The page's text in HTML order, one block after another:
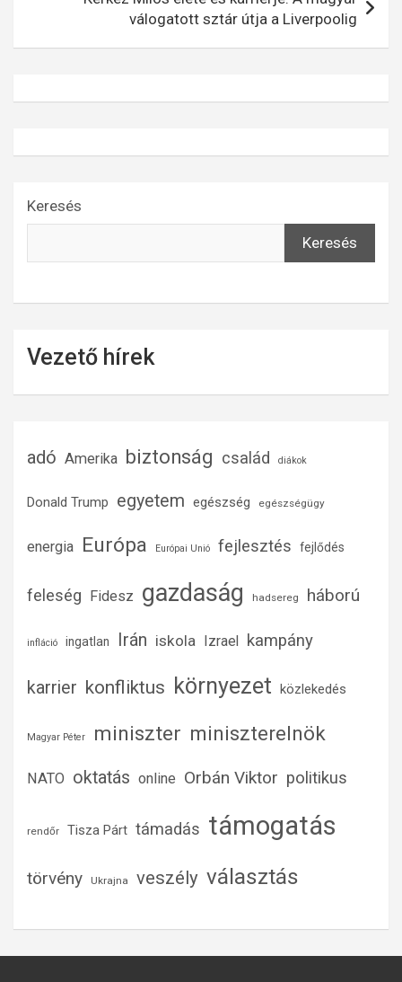
válogatott sztár útja a Liverpoolig
Keresés
Keresés
Vezető hírek
adó Amerika biztonság család diákok
Donald Trump egyetem egészség egészségügy
energia Európa Európai Unió fejlesztés fejlődés
feleség Fidesz gazdaság hadsereg háború
infláció ingatlan Irán iskola Izrael kampány
karrier konfliktus környezet közlekedés
Magyar Péter miniszter miniszterelnök
NATO oktatás online Orbán Viktor politikus
rendőr Tisza Párt támadás támogatás
törvény Ukrajna veszély választás